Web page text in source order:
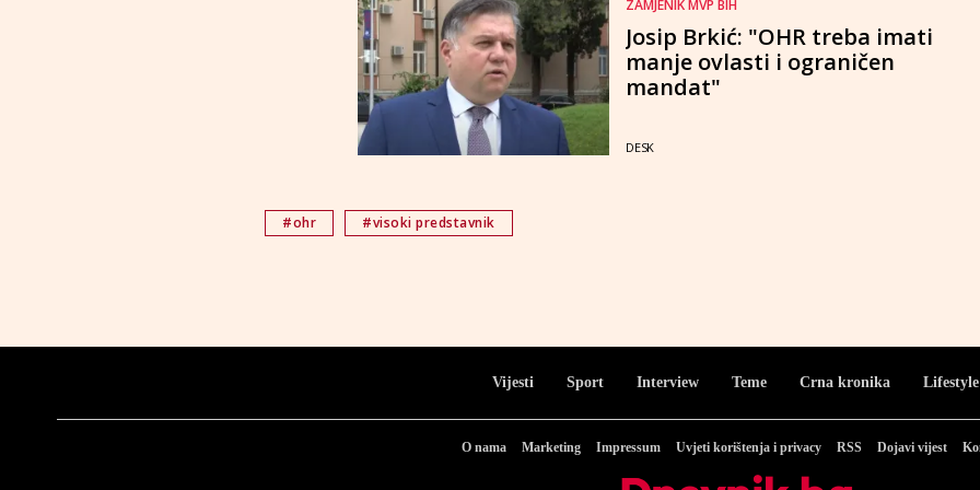
ZAMJENIK MVP BIH
Josip Brkić: "OHR treba imati
manje ovlasti i ograničen
mandat"
DESK
#ohr #visoki predstavnik
Vijesti Sport Interview Teme Crna kronika Lifestyle
O nama Marketing Impressum Uvjeti korištenja i privacy RSS Dojavi vijest